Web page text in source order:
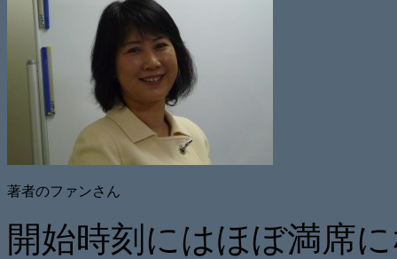
著者のファンさん
開始時刻にはほぼ満席